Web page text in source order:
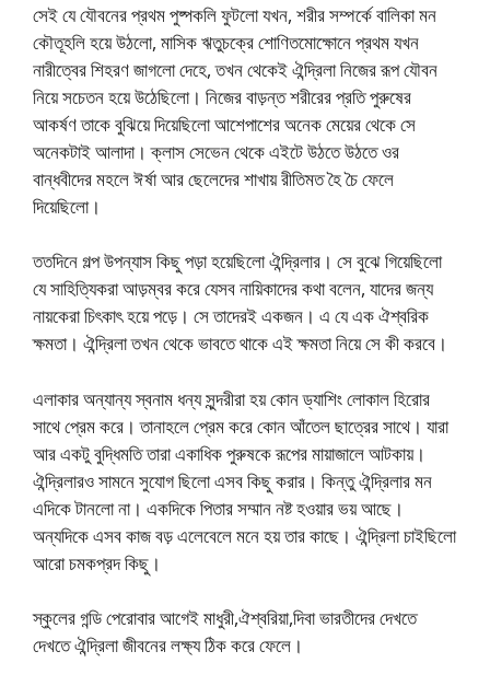
সেই যে যৌবনের প্রথম পুষ্পকলি ফুটলো যখন, শরীর সম্পর্কে বালিকা মন
কৌতূহলি হয়ে উঠলো, মাসিক ঋতুচক্রে শোণিতমোক্ষোনে প্রথম যখন
নারীত্বের শিহরণ জাগলো দেহে, তখন থেকেই ঐন্দ্রিলা নিজের রূপ যৌবন
নিয়ে সচেতন হয়ে উঠেছিলো। নিজের বাড়ন্ত শরীরের প্রতি পুরুষের
আকর্ষণ তাকে বুঝিয়ে দিয়েছিলো আশেপাশের অনেক মেয়ের থেকে সে
অনেকটাই আলাদা। ক্লাস সেভেন থেকে এইটে উঠতে উঠতে ওর
বান্ধবীদের মহলে ঈর্ষা আর ছেলেদের শাখায় রীতিমত হৈ চৈ ফেলে
দিয়েছিলো।
ততদিনে গল্প উপন্যাস কিছু পড়া হয়েছিলো ঐন্দ্রিলার। সে বুঝে গিয়েছিলো
যে সাহিত্যিকরা আড়ম্বর করে যেসব নায়িকাদের কথা বলেন, যাদের জন্য
নায়কেরা চিৎকাৎ হয়ে পড়ে। সে তাদেরই একজন। এ যে এক ঐশ্বরিক
ক্ষমতা। ঐন্দ্রিলা তখন থেকে ভাবতে থাকে এই ক্ষমতা নিয়ে সে কী করবে।
এলাকার অন্যান্য স্বনাম ধন্য সুন্দরীরা হয় কোন ড্যাশিং লোকাল হিরোর
সাথে প্রেম করে। তানাহলে প্রেম করে কোন আঁতেল ছাত্রের সাথে। যারা
আর একটু বুদ্ধিমতি তারা একাধিক পুরুষকে রূপের মায়াজালে আটকায়।
ঐন্দ্রিলারও সামনে সুযোগ ছিলো এসব কিছু করার। কিন্তু ঐন্দ্রিলার মন
এদিকে টানলো না। একদিকে পিতার সম্মান নষ্ট হওয়ার ভয় আছে।
অন্যদিকে এসব কাজ বড় এলেবেলে মনে হয় তার কাছে। ঐন্দ্রিলা চাইছিলো
আরো চমকপ্রদ কিছু।
স্কুলের গন্ডি পেরোবার আগেই মাধুরী,ঐশ্বরিয়া,দিবা ভারতীদের দেখতে
দেখতে ঐন্দ্রিলা জীবনের লক্ষ্য ঠিক করে ফেলে।